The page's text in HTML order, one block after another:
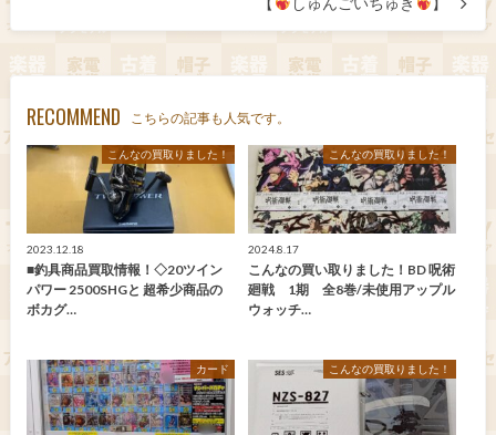
RECOMMEND こちらの記事も人気です。
こんなの買取りました！
2023.12.18
■釣具商品買取情報！◇20ツイン
パワー 2500SHGと 超希少商品の
ボカグ…
こんなの買取りました！
2024.8.17
こんなの買い取りました！BD 呪術
廻戦 1期 全8巻/未使用アップル
ウォッチ…
カード こんなの買取りました！